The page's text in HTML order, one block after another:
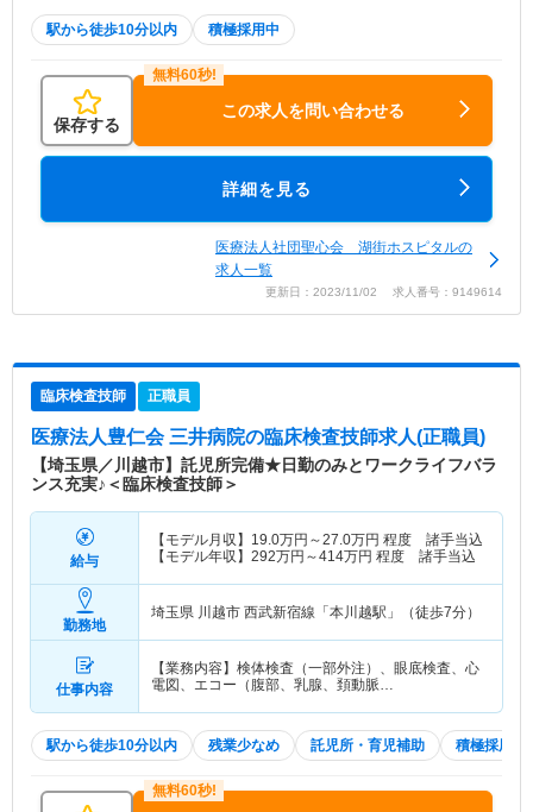
駅から徒歩10分以内 積極採用中
保存する
この求人を問い合わせる
詳細を見る
医療法人社団聖心会 湖街ホスピタルの
求人一覧
更新日：2023/11/02 求人番号：9149614
臨床検査技師 正職員
医療法人豊仁会 三井病院の臨床検査技師求人(正職員)
【埼玉県／川越市】託児所完備★日勤のみとワークライフバラ
ンス充実♪＜臨床検査技師＞
給与
【モデル月収】 19.0万円～27.0万円 程度 諸手当込
【モデル年収】 292万円～414万円 程度 諸手当込
勤務地
埼玉県 川越市 西武新宿線「本川越駅」（徒歩7分）
仕事内容
【業務内容】検体検査（一部外注）、眼底検査、心
電図、エコー（腹部、乳腺、頚動脈…
駅から徒歩10分以内 残業少なめ 託児所・育児補助 積極採用中